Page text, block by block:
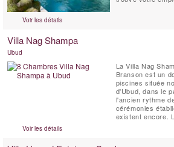
Bougainvillea
mezzanine
Voir les détails
Villa Nag Shampa
Ubud
La Villa Nag
Branson est un
piscines située
d'Ubud, dans le
l'ancien rythme
cérémonies
existent encore.
villa de retraite
javanaise
Voir les détails